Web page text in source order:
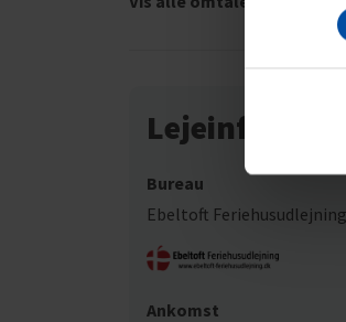
Bureau
Ebeltoft Feriehusudlejning
Ankomst